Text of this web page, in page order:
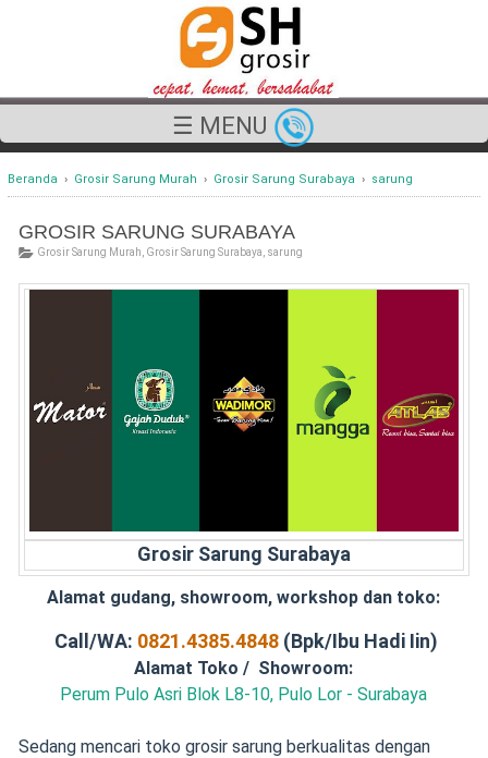
☰ MENU
Beranda › Grosir Sarung Murah › Grosir Sarung Surabaya › sarung
GROSIR SARUNG SURABAYA
Grosir Sarung Murah Grosir Sarung Surabaya sarung
Grosir Sarung Surabaya
Alamat gudang, showroom, workshop dan toko:
Call/WA: 0821.4385.4848(Bpk/Ibu Hadi Iin)
Alamat Toko / Showroom:
Perum Pulo Asri Blok L8-10, Pulo Lor - Surabaya
Sedang mencari toko grosir sarung berkualitas dengan